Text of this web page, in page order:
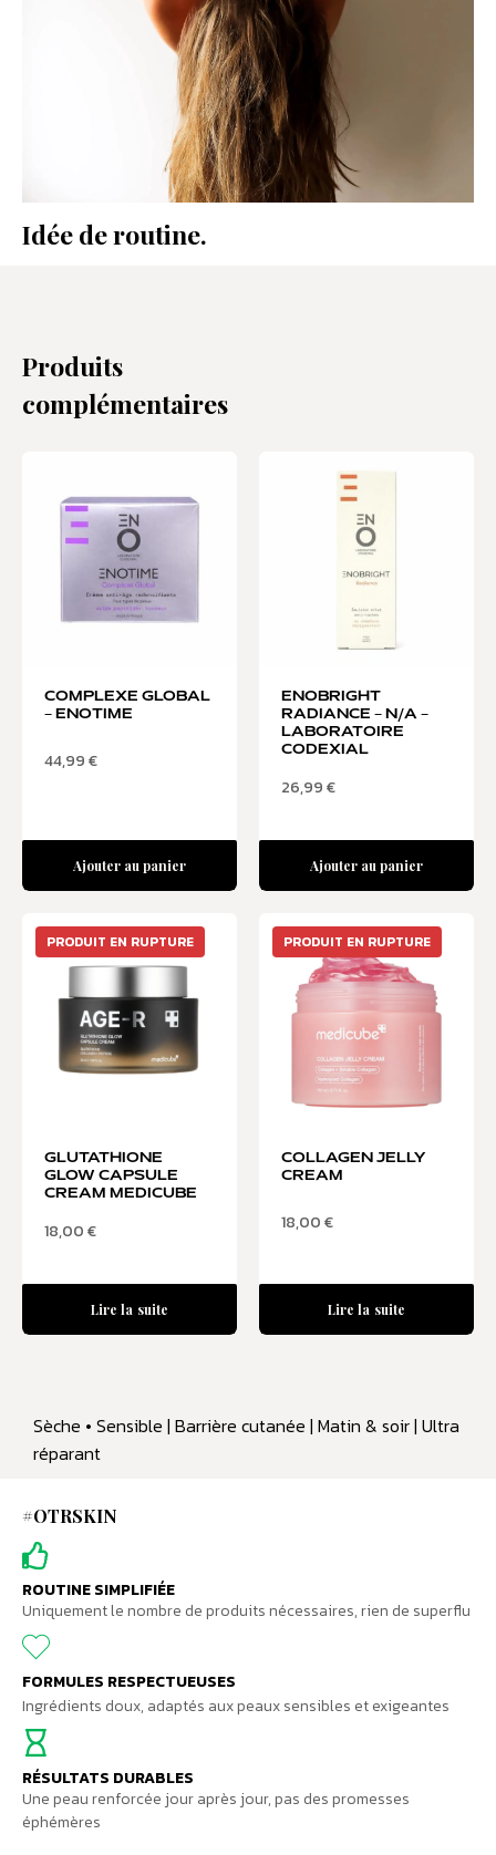
Idée de routine.
Produits
complémentaires
COMPLEXE GLOBAL
– ENOTIME
44,99€
Ajouter au panier
ENOBRIGHT
RADIANCE – N/A –
LABORATOIRE
CODEXIAL
26,99€
Ajouter au panier
PRODUIT EN RUPTURE
GLUTATHIONE
GLOW CAPSULE
CREAM MEDICUBE
18,00€
Lire la suite
PRODUIT EN RUPTURE
COLLAGEN JELLY
CREAM
18,00€
Lire la suite
Sèche • Sensible | Barrière cutanée | Matin & soir | Ultra
réparant
#OTRSKIN
ROUTINE SIMPLIFIÉE
Uniquement le nombre de produits nécessaires, rien de superflu
FORMULES RESPECTUEUSES
Ingrédients doux, adaptés aux peaux sensibles et exigeantes
RÉSULTATS DURABLES
Une peau renforcée jour après jour, pas des promesses
éphémères